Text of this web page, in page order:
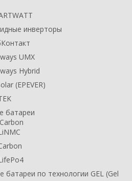
инверторы
UMX
Hybrid
(EPEVER)
батареи
батареи по технологии GEL (Gel